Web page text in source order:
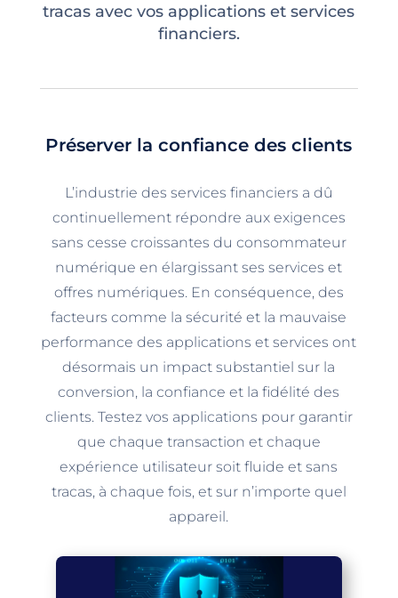
tracas avec vos applications et services
financiers.
Préserver la confiance des clients
L’industrie des services financiers a dû
continuellement répondre aux exigences
sans cesse croissantes du consommateur
numérique en élargissant ses services et
offres numériques. En conséquence, des
facteurs comme la sécurité et la mauvaise
performance des applications et services ont
désormais un impact substantiel sur la
conversion, la confiance et la fidélité des
clients. Testez vos applications pour garantir
que chaque transaction et chaque
expérience utilisateur soit fluide et sans
tracas, à chaque fois, et sur n’importe quel
appareil.